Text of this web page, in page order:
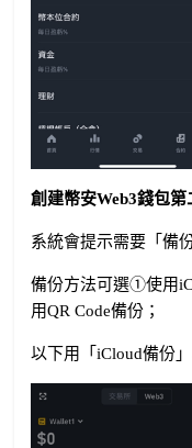
創建幣安Web3錢包
系統會提示需要「備
備份方法可選①使用
用QR Code備份；
以下用「iCloud備份